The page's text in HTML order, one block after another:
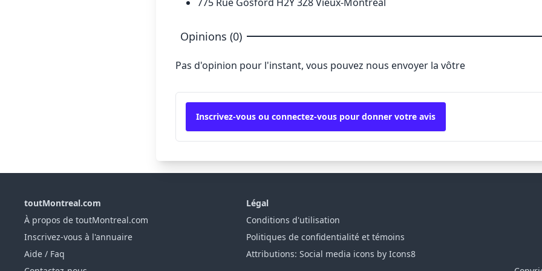
Opinions (0)
Pas d'opinion pour l'instant, vous pouvez nous envoyer la vôtre
Inscrivez-vous ou connectez-vous pour donner votre avis
toutMontreal.com
À propos de toutMontreal.com
Inscrivez-vous à l'annuaire
Aide / Faq
Légal
Conditions d'utilisation
Politiques de confidentialité et témoins
Attributions: Social media icons by Icons8